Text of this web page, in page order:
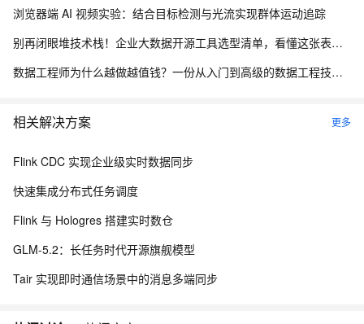
浏览器端 AI 视频实验：结合目标检测与光流实现群体运动追踪
别再闭眼堆技术栈！企业大数据开源工具选型清单，看懂这张表少走3年弯路
数据工程师为什么越做越值钱？一份从入门到高级的数据工程技能树、项目实战与简历升级指南
相关解决方案 更多
Flink CDC 实现企业级实时数据同步
快速集成分布式任务调度
Flink 与 Hologres 搭建实时数仓
GLM-5.2：长任务时代开源旗舰模型
Tair 实现即时通信场景中的消息多端同步